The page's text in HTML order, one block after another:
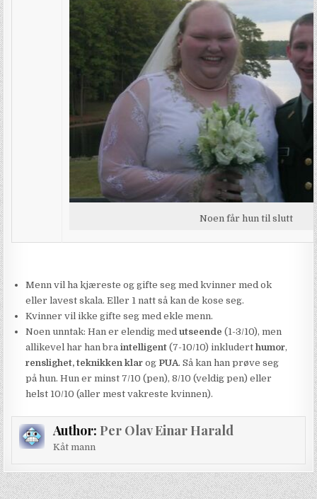
Noen får hun til slutt
Menn vil ha kjæreste og gifte seg med kvinner med ok
eller lavest skala. Eller 1 natt så kan de kose seg.
Kvinner vil ikke gifte seg med ekle menn.
Noen unntak: Han er elendig medutseende (1-3/10), men
allikevel har han braintelligent (7-10/10) inkluderthumor,
renslighet, teknikken klar og PUA. Så kan han prøve seg
på hun. Hun er minst 7/10 (pen), 8/10 (veldig pen) eller
helst 10/10 (aller mest vakreste kvinnen).
Author: Per Olav Einar Harald
Kåt mann